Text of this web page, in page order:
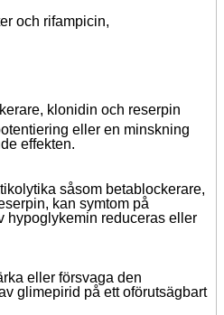
och rifampicin,
klonidin och reserpin
eller en minskning
effekten.
såsom betablockerare,
kan symtom på
hypoglykemin reduceras eller
eller försvaga den
glimepirid på ett oförutsägbart